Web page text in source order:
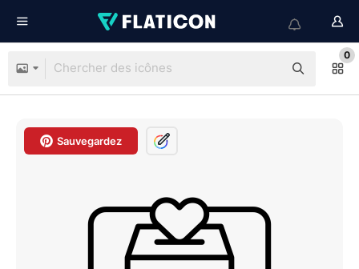
0
Sauvegardez